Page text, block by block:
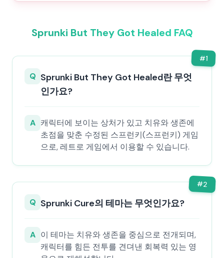
Sprunki But They Got Healed FAQ
#1
Q Sprunki But They Got Healed란 무엇
인가요?
A 캐릭터에 보이는 상처가 있고 치유와 생존에
초점을 맞춘 수정된 스프런키(스프런키) 게임
으로, 레트로 게임에서 이용할 수 있습니다.
#2
Q Sprunki Cure의 테마는 무엇인가요?
A 이 테마는 치유와 생존을 중심으로 전개되며,
캐릭터를 힘든 전투를 견뎌낸 회복력 있는 영